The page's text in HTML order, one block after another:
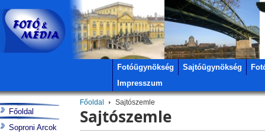
Fotóügynökség Sajtóügynökség
Impresszum
Főoldal Sajtószemle
Sajtószemle
Főoldal
Soproni Arcok